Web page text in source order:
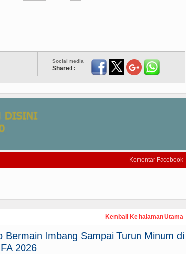
Social media
Shared :
Komentar Facebook
Kembali Ke halaman Utama
Bermain Imbang Sampai Turun Minum di
2026